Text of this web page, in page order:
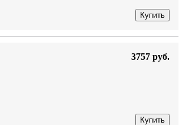
Купить
3757 руб.
Купить